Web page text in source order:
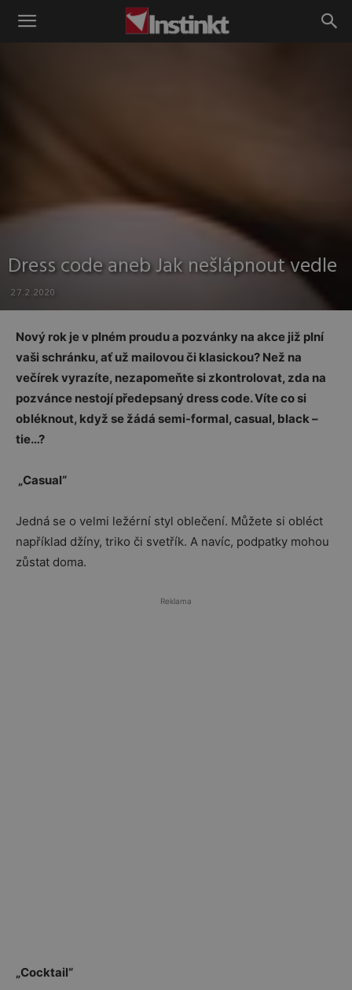
Instinkt
Dress code aneb Jak nešlápnout vedle
27.2.2020
Nový rok je v plném proudu a pozvánky na akce již plní
vaši schránku, ať už mailovou či klasickou? Než na
večírek vyrazíte, nezapomeňte si zkontrolovat, zda na
pozvánce nestojí předepsaný dress code. Víte co si
obléknout, když se žádá semi-formal, casual, black –
tie…?
„Casual“
Jedná se o velmi ležérní styl oblečení. Můžete si obléct
například džíny, triko či svetřík. A navíc, podpatky mohou
zůstat doma.
Reklama
„Cocktail“